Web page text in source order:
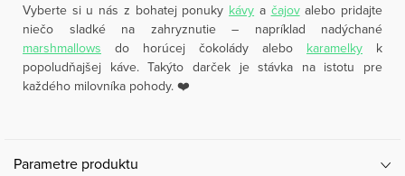
Vyberte si u nás z bohatej ponuky kávy a čajovalebo pridajte
niečo sladké na zahryznutie – napríklad nadýchané
marshmallows do horúcej čokolády alebo karamelky k
popoludňajšej káve. Takýto darček je stávka na istotu pre
každého milovníka pohody. ❤️
Parametre produktu